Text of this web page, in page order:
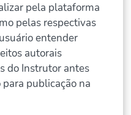
pela plataforma
pelas respectivas
entender
autorais
do Instrutor antes
publicação na